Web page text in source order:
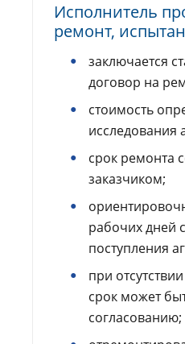
Исполнитель
ремонт,
заключается
договор на
стоимость
исследования
срок ремонта
заказчиком;
рабочих дней
поступления
при
срок может
согласованию;